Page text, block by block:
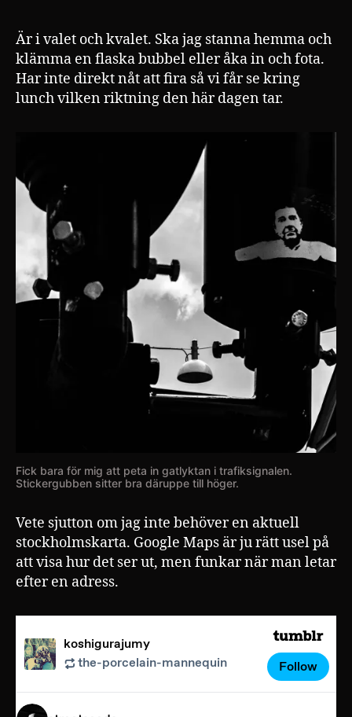
Är i valet och kvalet. Ska jag stanna hemma och
klämma en flaska bubbel eller åka in och fota.
Har inte direkt nåt att fira så vi får se kring
lunch vilken riktning den här dagen tar.
Fick bara för mig att peta in gatlyktan i trafiksignalen.
Stickergubben sitter bra däruppe till höger.
Vete sjutton om jag inte behöver en aktuell
stockholmskarta. Google Maps är ju rätt usel på
att visa hur det ser ut, men funkar när man letar
efter en adress.